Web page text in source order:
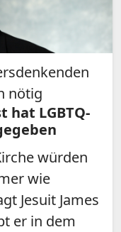
nötig
hat LGBTQ-
würden
wie
Jesuit James
er in dem